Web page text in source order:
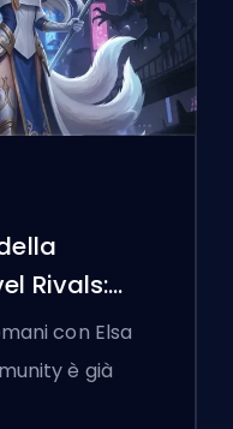
Rivals:
e l'Evento
con Elsa
è già